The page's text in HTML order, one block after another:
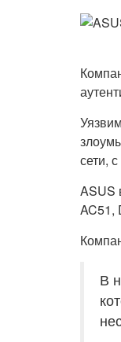
сети,
ASUS
AC51,
В